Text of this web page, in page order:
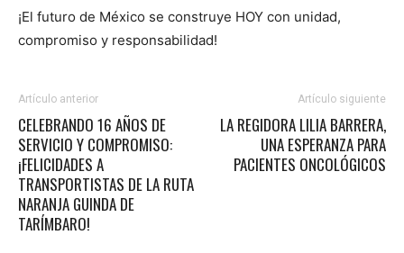
¡El futuro de México se construye HOY con unidad,
compromiso y responsabilidad!
Artículo anterior
CELEBRANDO 16 AÑOS DE
SERVICIO Y COMPROMISO:
¡FELICIDADES A
TRANSPORTISTAS DE LA RUTA
NARANJA GUINDA DE
TARÍMBARO!
Artículo siguiente
LA REGIDORA LILIA BARRERA,
UNA ESPERANZA PARA
PACIENTES ONCOLÓGICOS